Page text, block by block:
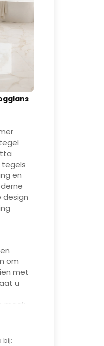
tegels
en
design
om
met
u
maak
bij: